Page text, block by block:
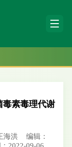
毒素毒理代谢
海洪
编辑：